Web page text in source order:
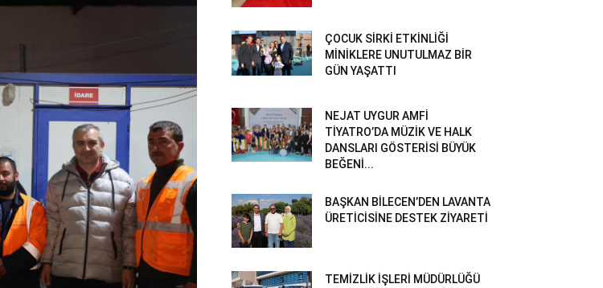
ÇOCUK SİRKİ ETKİNLİĞİ
MİNİKLERE UNUTULMAZ BİR
GÜN YAŞATTI
NEJAT UYGUR AMFİ
TİYATRO’DA MÜZİK VE HALK
DANSLARI GÖSTERİSİ BÜYÜK
BEĞENİ...
BAŞKAN BİLECEN’DEN LAVANTA
ÜRETİCİSİNE DESTEK ZİYARETİ
TEMİZLİK İŞLERİ MÜDÜRLÜĞÜ